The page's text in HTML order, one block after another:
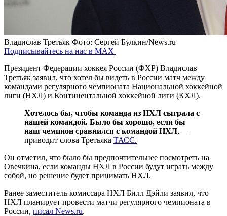
Владислав Третьяк Фото: Сергей Булкин/News.ru
Подписывайтесь на нас в MAX
Президент Федерации хоккея России (ФХР) Владислав
Третьяк заявил, что хотел бы видеть в России матч между
командами регулярного чемпионата Национальной хоккейной
лиги (НХЛ) и Континентальной хоккейной лиги (КХЛ).
Хотелось бы, чтобы команда из НХЛ сыграла с
нашей командой. Было бы хорошо, если бы
наш чемпион сравнился с командой НХЛ, —
приводит слова Третьяка ТАСС.
Он отметил, что было бы предпочтительнее посмотреть на
Овечкина, если команды НХЛ в России будут играть между
собой, но решение будет принимать НХЛ.
Ранее заместитель комиссара НХЛ Билл Дэйли заявил, что
НХЛ планирует провести матчи регулярного чемпионата в
России, писал News.ru.